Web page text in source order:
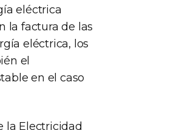
eléctrica
la factura de las
eléctrica, los
el
en el caso
la Electricidad